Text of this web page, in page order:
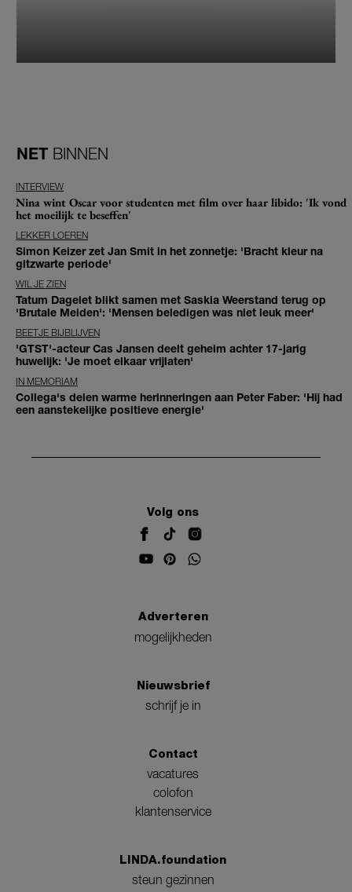
NET BINNEN
INTERVIEW
Nina wint Oscar voor studenten met film over haar libido: 'Ik vond
het moeilijk te beseffen'
LEKKER LOEREN
Simon Keizer zet Jan Smit in het zonnetje: 'Bracht kleur na
gitzwarte periode'
WIL JE ZIEN
Tatum Dagelet blikt samen met Saskia Weerstand terug op
'Brutale Meiden': 'Mensen beledigen was niet leuk meer'
BEETJE BIJBLIJVEN
'GTST'-acteur Cas Jansen deelt geheim achter 17-jarig
huwelijk: 'Je moet elkaar vrijlaten'
IN MEMORIAM
Collega's delen warme herinneringen aan Peter Faber: 'Hij had
een aanstekelijke positieve energie'
Volg ons
Adverteren
mogelijkheden
Nieuwsbrief
schrijf je in
Contact
vacatures
colofon
klantenservice
LINDA.foundation
steun gezinnen